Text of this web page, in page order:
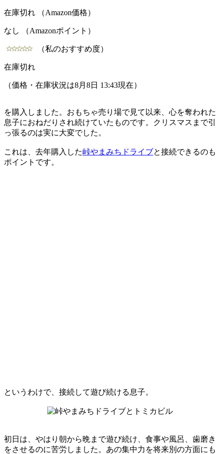
在庫切れ （Amazon価格）
なし （Amazonポイント）
（私のおすすめ度）
在庫切れ
（価格・在庫状況は8月8日 13:43現在）
を購入しました。おもちゃ売り場で見て以来、心を奪われた
息子におねだりされ続けていたものです。クリスマスまで引
っ張るのは実に大変でした。
これは、去年購入した峠やまみちドライブと接続できるのも
ポイントです。
というわけで、接続して遊び続ける息子。
初日は、やはり朝から晩まで遊び続け、食事や風呂、歯磨き
をさせるのに苦労しました。あの集中力を将来別の方面にも